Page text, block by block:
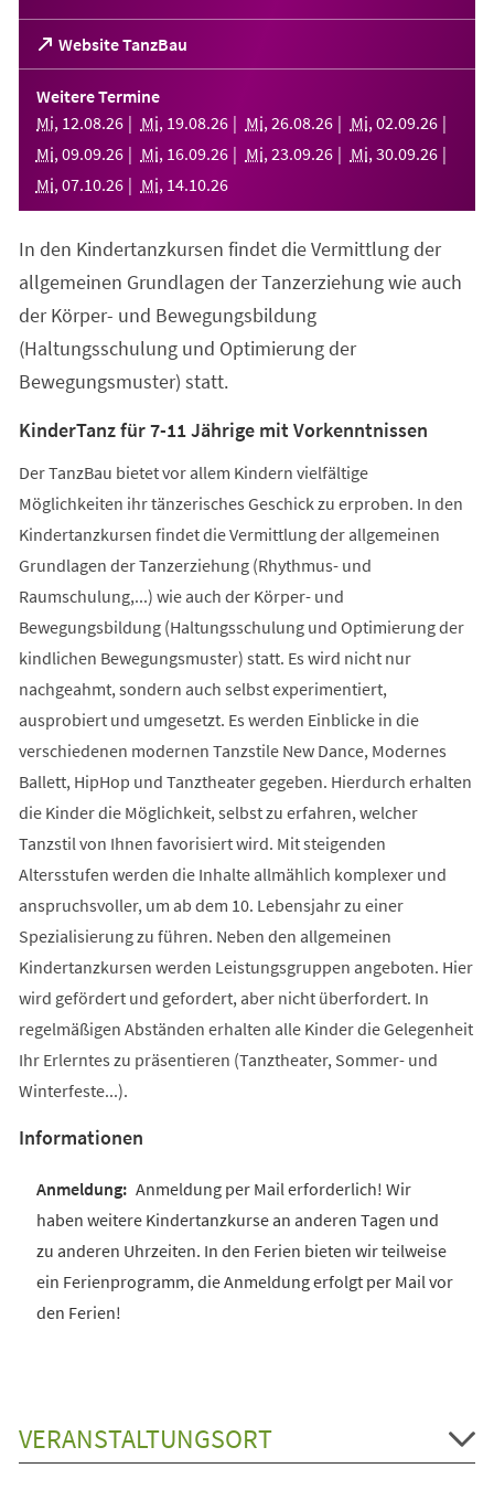
Website TanzBau
(Öffnet
in
einem
neuen
Tab)
Weitere Termine
Mi, 12.08.26 Mi, 19.08.26 Mi, 26.08.26 Mi, 02.09.26
Mi, 09.09.26 Mi, 16.09.26 Mi, 23.09.26 Mi, 30.09.26
Mi, 07.10.26 Mi, 14.10.26
In den Kindertanzkursen findet die Vermittlung der
allgemeinen Grundlagen der Tanzerziehung wie auch
der Körper- und Bewegungsbildung
(Haltungsschulung und Optimierung der
Bewegungsmuster) statt.
KinderTanz für 7-11 Jährige mit Vorkenntnissen
Der TanzBau bietet vor allem Kindern vielfältige
Möglichkeiten ihr tänzerisches Geschick zu erproben. In den
Kindertanzkursen findet die Vermittlung der allgemeinen
Grundlagen der Tanzerziehung (Rhythmus- und
Raumschulung,...) wie auch der Körper- und
Bewegungsbildung (Haltungsschulung und Optimierung der
kindlichen Bewegungsmuster) statt. Es wird nicht nur
nachgeahmt, sondern auch selbst experimentiert,
ausprobiert und umgesetzt. Es werden Einblicke in die
verschiedenen modernen Tanzstile New Dance, Modernes
Ballett, HipHop und Tanztheater gegeben. Hierdurch erhalten
die Kinder die Möglichkeit, selbst zu erfahren, welcher
Tanzstil von Ihnen favorisiert wird. Mit steigenden
Altersstufen werden die Inhalte allmählich komplexer und
anspruchsvoller, um ab dem 10. Lebensjahr zu einer
Spezialisierung zu führen. Neben den allgemeinen
Kindertanzkursen werden Leistungsgruppen angeboten. Hier
wird gefördert und gefordert, aber nicht überfordert. In
regelmäßigen Abständen erhalten alle Kinder die Gelegenheit
Ihr Erlerntes zu präsentieren (Tanztheater, Sommer- und
Winterfeste...).
Informationen
Anmeldung per Mail erforderlich! Wir
haben weitere Kindertanzkurse an anderen Tagen und
zu anderen Uhrzeiten. In den Ferien bieten wir teilweise
ein Ferienprogramm, die Anmeldung erfolgt per Mail vor
den Ferien!
VERANSTALTUNGSORT